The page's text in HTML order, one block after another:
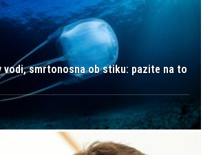
vodi, smrtonosna ob stiku: pazite na to